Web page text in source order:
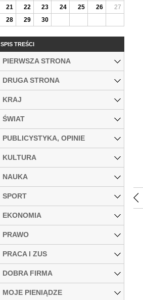
21
22 23 24 25 26
27
28
29 30
SPIS TREŚCI
PIERWSZA STRONA
DRUGA STRONA
KRAJ
ŚWIAT
PUBLICYSTYKA, OPINIE
KULTURA
NAUKA
SPORT
EKONOMIA
PRAWO
PRACA I ZUS
DOBRA FIRMA
MOJE PIENIĄDZE